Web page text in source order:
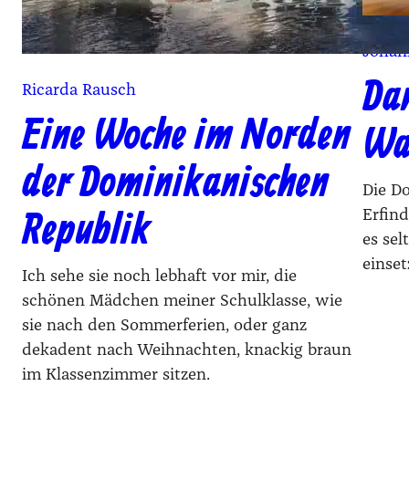
Ricarda Rausch
Eine Woche im Norden
der Dominikanischen
Republik
Ich sehe sie noch lebhaft vor mir, die
schönen Mädchen meiner Schulklasse, wie
sie nach den Sommerferien, oder ganz
dekadent nach Weihnachten, knackig braun
im Klassenzimmer sitzen.
Die
es